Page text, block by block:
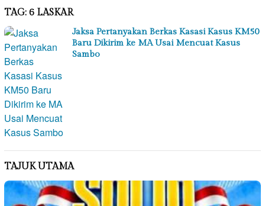
TAG: 6 LASKAR
Jaksa Pertanyakan Berkas Kasasi Kasus KM50
Baru Dikirim ke MA Usai Mencuat Kasus
Sambo
TAJUK UTAMA